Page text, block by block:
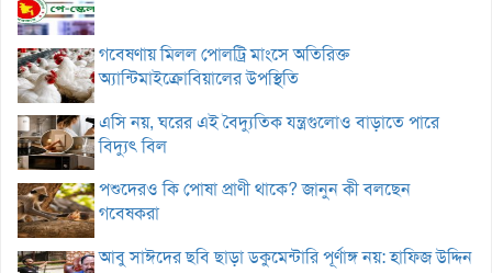
গবেষণায় মিলল পোলট্রি মাংসে অতিরিক্ত
অ্যান্টিমাইক্রোবিয়ালের উপস্থিতি
এসি নয়, ঘরের এই বৈদ্যুতিক যন্ত্রগুলোও বাড়াতে পারে
বিদ্যুৎ বিল
পশুদেরও কি পোষা প্রাণী থাকে? জানুন কী বলছেন
গবেষকরা
আবু সাঈদের ছবি ছাড়া ডকুমেন্টারি পূর্ণাঙ্গ নয়: হাফিজ উদ্দিন